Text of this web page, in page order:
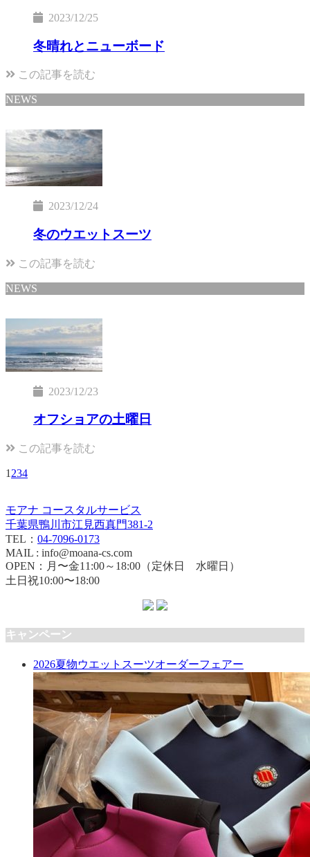
2023/12/25
冬晴れとニューボード
この記事を読む
NEWS
2023/12/24
冬のウエットスーツ
この記事を読む
NEWS
2023/12/23
オフショアの土曜日
この記事を読む
1 234
モアナ コースタルサービス
千葉県鴨川市江見西真門381-2
TEL： 04-7096-0173
MAIL : info@moana-cs.com
OPEN：月〜金11:00～18:00（定休日 水曜日）
土日祝10:00〜18:00
キャンペーン
2026夏物ウエットスーツオーダーフェアー